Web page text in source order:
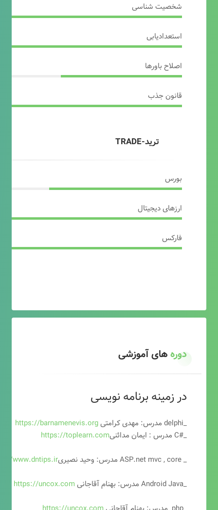
شخصیت شناسی
استعدادیابی
اصلاح باورها
قانون جذب
ترید-TRADE
بورس
ارزهای دیجیتال
فارکس
دورههای آموزشی
در زمینه برنامه نویسی
_delphi مدرس: مهدی کرامتی
https://barnamenevis.org
_#C مدرس : ایمان مدائنی
https://toplearn.com
_ ASP.net mvc , core مدرس: وحید نصیری
www.dntips.ir
_Android Java مدرس: بهنام آقاجانی
https://uncox.com